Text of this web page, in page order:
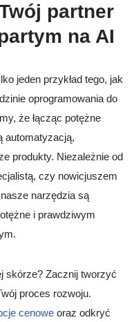
partner
na AI
jeden przykład tego, jak
oprogramowania do
że łącząc potężne
automatyzacją,
produkty. Niezależnie od
czy nowicjuszem
narzędzia są
i prawdziwym
skórze? Zacznij tworzyć
proces rozwoju.
cenowe oraz odkryć